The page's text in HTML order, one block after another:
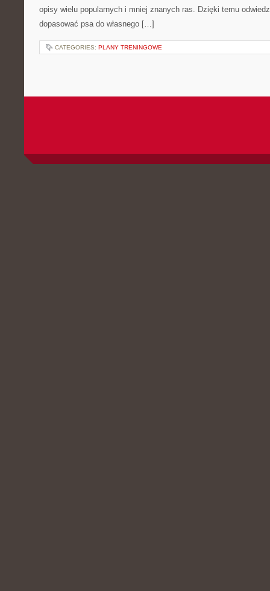
opisy wielu popularnych i mniej znanych ras. Dzięki temu
dopasować psa do własnego […]
CATEGORIES: PLANY TRENINGOWE